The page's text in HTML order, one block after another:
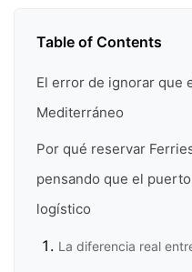
Table of Contents
El error de ignorar que
Mediterráneo
Por qué reservar
pensando que el
logístico
La diferencia real